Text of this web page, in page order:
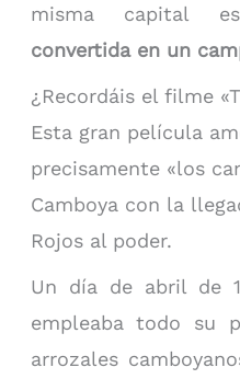
misma capital
convertida en un
¿Recordáis el filme
Esta gran película
precisamente «los
Camboya con la
Rojos al poder.
Un día de abril de
empleaba todo su
arrozales